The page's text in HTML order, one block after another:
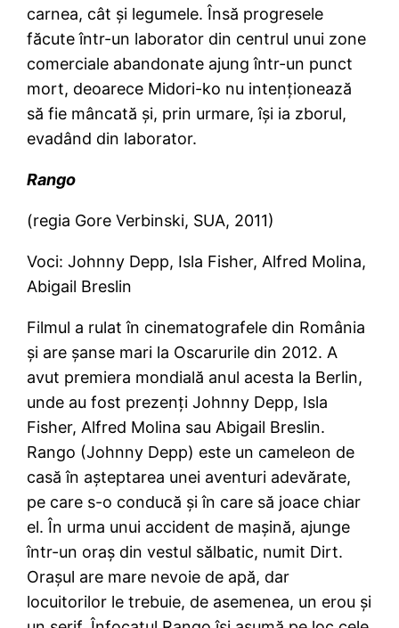
carnea, cât şi legumele. Însă progresele
făcute într-un laborator din centrul unui zone
comerciale abandonate ajung într-un punct
mort, deoarece Midori-ko nu intenţionează
să fie mâncată şi, prin urmare, îşi ia zborul,
evadând din laborator.
Rango
(regia Gore Verbinski, SUA, 2011)
Voci: Johnny Depp, Isla Fisher, Alfred Molina,
Abigail Breslin
Filmul a rulat în cinematografele din România
şi are şanse mari la Oscarurile din 2012. A
avut premiera mondială anul acesta la Berlin,
unde au fost prezenţi Johnny Depp, Isla
Fisher, Alfred Molina sau Abigail Breslin.
Rango (Johnny Depp) este un cameleon de
casă în aşteptarea unei aventuri adevărate,
pe care s-o conducă şi în care să joace chiar
el. În urma unui accident de maşină, ajunge
într-un oraş din vestul sălbatic, numit Dirt.
Oraşul are mare nevoie de apă, dar
locuitorilor le trebuie, de asemenea, un erou şi